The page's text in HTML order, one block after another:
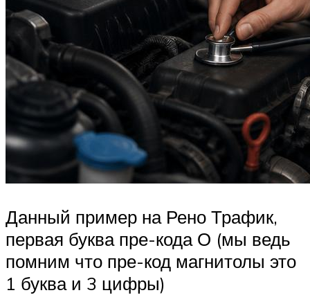
Данный пример на Рено Трафик,
первая буква пре-кода О (мы ведь
помним что пре-код магнитолы это
1 буква и 3 цифры)